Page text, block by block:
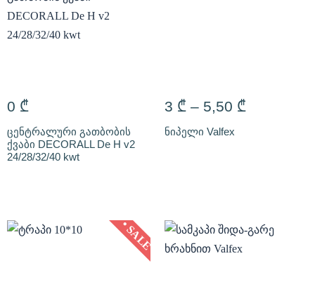
0 ₾
ცენტრალური გათბობის
ქვაბი DECORALL De H v2
24/28/32/40 kwt
3 ₾ – 5,50 ₾
ნიპელი Valfex
• SALE